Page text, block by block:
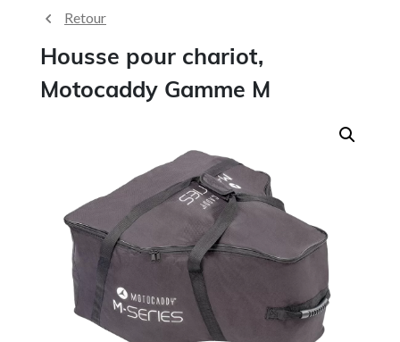
Retour
Housse pour chariot,
Motocaddy Gamme M